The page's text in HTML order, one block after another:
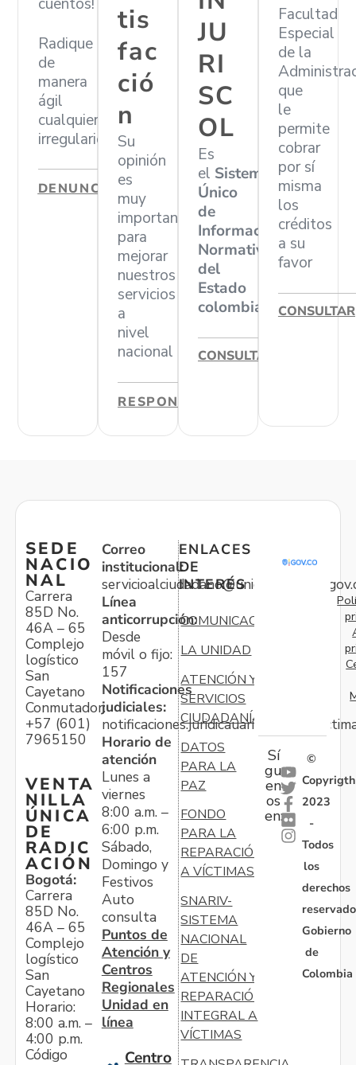
cuentos!
Radique
de
manera
ágil
cualquier
irregularidad
DENUNCIAR
tis
fac
ció
n
Su
opinión
es
muy
importante
para
mejorar
nuestros
servicios
a
nivel
nacional
RESPONDER
JU
RI
SC
OL
Es
el Sistema
Único
de
Información
Normativa
del
Estado
colombiano
CONSULTAR
Facultad
Especial
de la
que
le
permite
cobrar
por sí
misma
los
créditos
a su
favor
CONSULTAR
SEDE
NACIO
NAL
Carrera
85D No.
46A – 65
Complejo
logístico
San
Cayetano
Conmutador:
+57 (601)
7965150
VENTA
NILLA
ÚNICA
DE
RADIC
ACIÓN
Bogotá:
Carrera
85D No.
46A – 65
Complejo
logístico
San
Cayetano
Horario:
8:00 a.m. –
4:00 p.m.
Código
Correo
institucional:
Línea
anticorrupción:
Desde
móvil o fijo:
157
Notificaciones
judiciales:
Horario de
atención
Lunes a
viernes
8:00 a.m. –
6:00 p.m.
Sábado,
Domingo y
Festivos
Auto
consulta
Puntos de
Atención y
Centros
Regionales
Unidad en
línea
Centro
ENLACES
DE
INTERÉS
COMUNICACIONES
LA UNIDAD
ATENCIÓN Y
SERVICIOS
CIUDADANÍA
DATOS
PARA LA
PAZ
FONDO
PARA LA
REPARACIÓN
A VÍCTIMAS
SNARIV-
SISTEMA
NACIONAL
DE
ATENCIÓN Y
REPARACIÓN
INTEGRAL A
VÍCTIMAS
Sí
gu
en
os
en:
©
Copyrigth
2023
-
Todos
los
derechos
Gobierno
de
Colombia